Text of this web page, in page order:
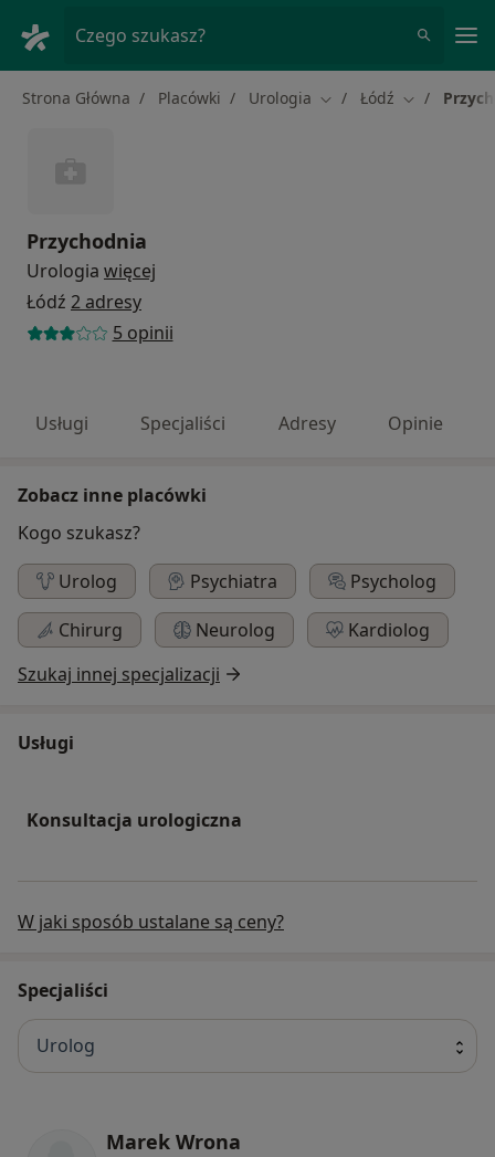
Czego szukasz?
Strona Główna Placówki Urologia Zmień miasto
Łódź Zmień
Przychodnia
Urologia więcej
Łódź 2 adresy
5 opinii
Usługi Specjaliści Adresy Opinie
Zobacz inne placówki
Kogo szukasz?
Urolog
Psychiatra
Psycholog
Chirurg
Neurolog
Kardiolog
Szukaj innej specjalizacji
Usługi
Konsultacja urologiczna
W jaki sposób ustalane są ceny?
Specjaliści
Urolog
Marek Wrona